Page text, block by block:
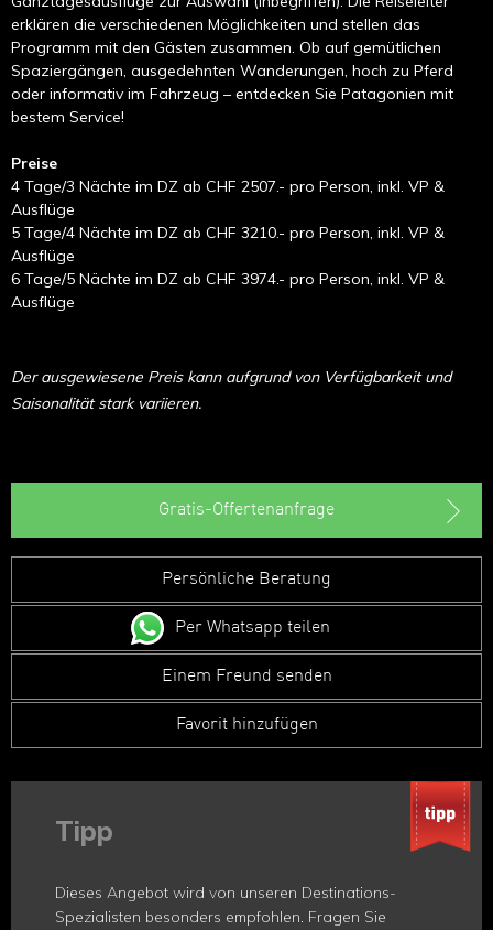
erklären die verschiedenen Möglichkeiten und stellen das
Programm mit den Gästen zusammen. Ob auf gemütlichen
Spaziergängen, ausgedehnten Wanderungen, hoch zu Pferd
oder informativ im Fahrzeug – entdecken Sie Patagonien mit
bestem Service!
Preise
4 Tage/3 Nächte im DZ ab CHF 2507.- pro Person, inkl. VP &
Ausflüge
5 Tage/4 Nächte im DZ ab CHF 3210.- pro Person, inkl. VP &
Ausflüge
6 Tage/5 Nächte im DZ ab CHF 3974.- pro Person, inkl. VP &
Ausflüge
Der ausgewiesene Preis kann aufgrund von Verfügbarkeit und
Saisonalität stark variieren.
Gratis-Offertenanfrage
Persönliche Beratung
Per Whatsapp teilen
Einem Freund senden
Favorit hinzufügen
Tipp
Dieses Angebot wird von unseren Destinations-
Spezialisten besonders empfohlen. Fragen Sie